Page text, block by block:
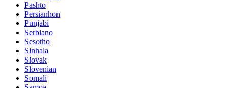
Pashto
Persianhon
Punjabi
Serbiano
Sesotho
Sinhala
Slovak
Slovenian
Somali